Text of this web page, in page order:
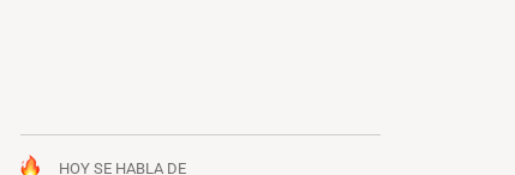
HOY SE HABLA DE